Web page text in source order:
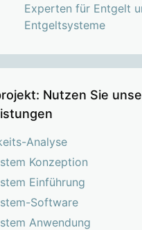
Experten für Entgelt
Entgeltsysteme
Nutzen Sie
Analyse
Konzeption
Einführung
Software
Anwendung